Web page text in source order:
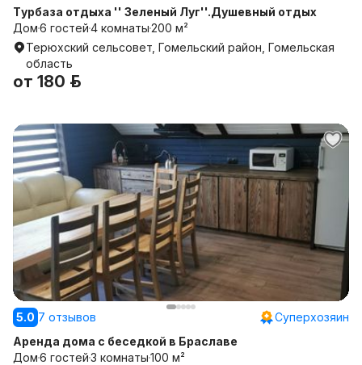
Турбаза отдыха '' Зеленый Луг''.Душевный отдых
Дом6 гостей4 комнаты200 м²
Терюхский сельсовет, Гомельский район, Гомельская
область
от 180 р.
5.0 7 отзывов
Суперхозяин
Аренда дома с беседкой в Браславе
Дом6 гостей3 комнаты100 м²